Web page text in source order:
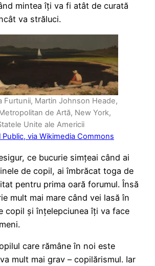
mintea îți va fi atât de curată
va străluci.
Furtunii, Martin Johnson Heade,
de Artă, New York,
Unite ale Americii
Public, via Wikimedia Commons
ce bucurie simțeai când ai
de copil, ai îmbrăcat toga de
pentru prima oară forumul. Însă
mult mai mare când vei lasă în
copil și înțelepciunea îți va face
care rămâne în noi este
mult mai grav – copilărismul. Iar